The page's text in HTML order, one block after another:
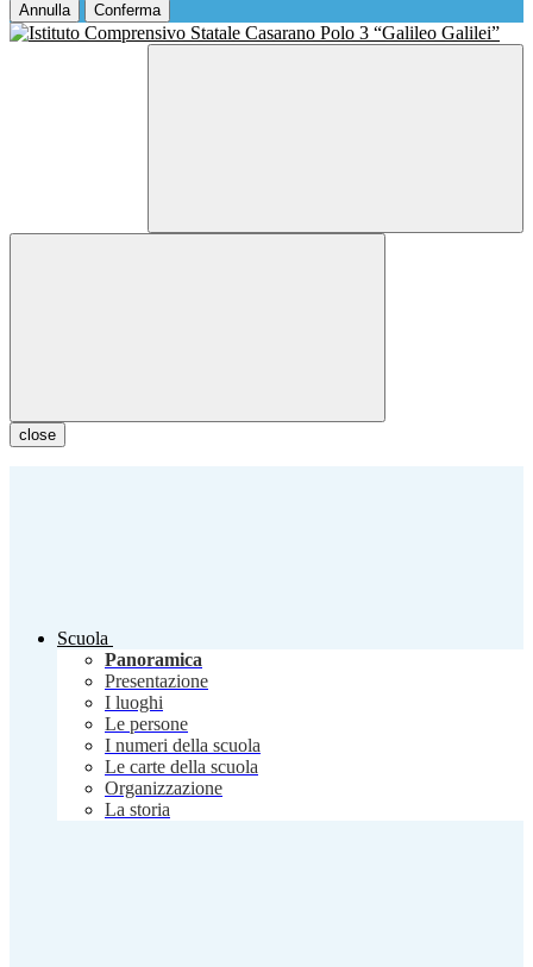
Annulla Conferma
close
Scuola
Panoramica
Presentazione
I luoghi
Le persone
I numeri della scuola
Le carte della scuola
Organizzazione
La storia